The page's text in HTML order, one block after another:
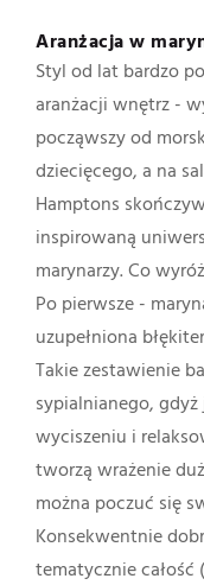
Aranżacja w
Styl od lat bardzo
aranżacji wnętrz -
począwszy od
dziecięcego, a na
Hamptons
inspirowaną
marynarzy. Co
Po pierwsze -
uzupełniona
Takie zestawienie
sypialnianego,
wyciszeniu i
tworzą wrażenie
można poczuć się
Konsekwentnie
tematycznie